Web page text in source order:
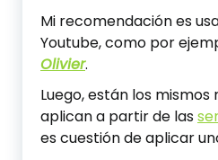
Mi recomendación es
Youtube, como por
Olivier.
Luego, están los
aplican a partir de las
es cuestión de aplicar